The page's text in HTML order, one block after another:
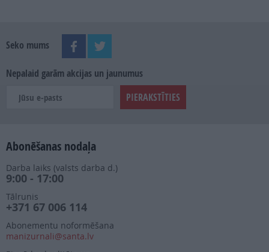
Seko mums
Nepalaid garām akcijas un jaunumus
Abonēšanas nodaļa
Darba laiks (valsts darba d.)
9:00 - 17:00
Tālrunis
+371 67 006 114
Abonementu noformēšana
manizurnali@santa.lv